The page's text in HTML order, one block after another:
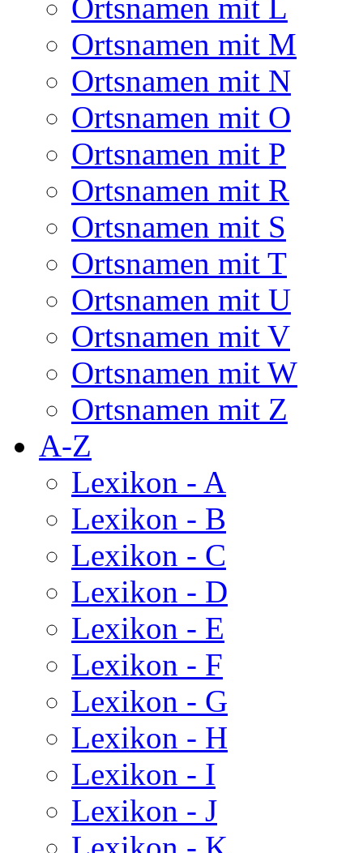
Ortsnamen mit L
Ortsnamen mit M
Ortsnamen mit N
Ortsnamen mit O
Ortsnamen mit P
Ortsnamen mit R
Ortsnamen mit S
Ortsnamen mit T
Ortsnamen mit U
Ortsnamen mit V
Ortsnamen mit W
Ortsnamen mit Z
A-Z
Lexikon - A
Lexikon - B
Lexikon - C
Lexikon - D
Lexikon - E
Lexikon - F
Lexikon - G
Lexikon - H
Lexikon - I
Lexikon - J